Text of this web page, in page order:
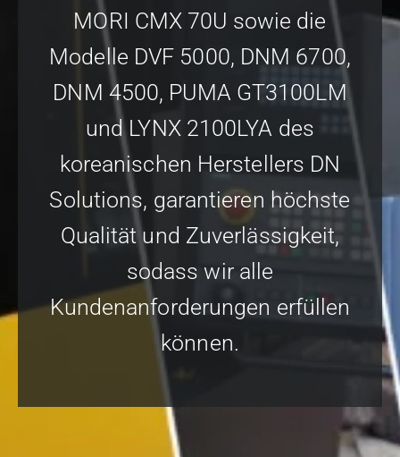
MORI CMX 70U sowie die
Modelle DVF 5000, DNM 6700,
DNM 4500, PUMA GT3100LM
und LYNX 2100LYA des
koreanischen Herstellers DN
Solutions, garantieren höchste
Qualität und Zuverlässigkeit,
sodass wir alle
Kundenanforderungen erfüllen
können.